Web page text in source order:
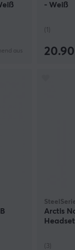
aus
- Weiß
(1)
Arctis
(3)